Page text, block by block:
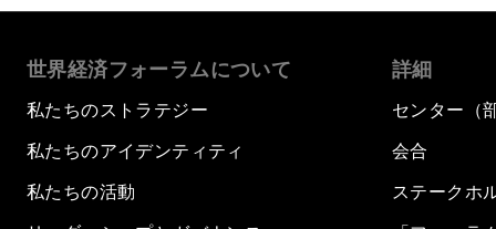
世界経済フォーラムについて
私たちのストラテジー
私たちのアイデンティティ
私たちの活動
詳細
センター（
会合
ステークホ